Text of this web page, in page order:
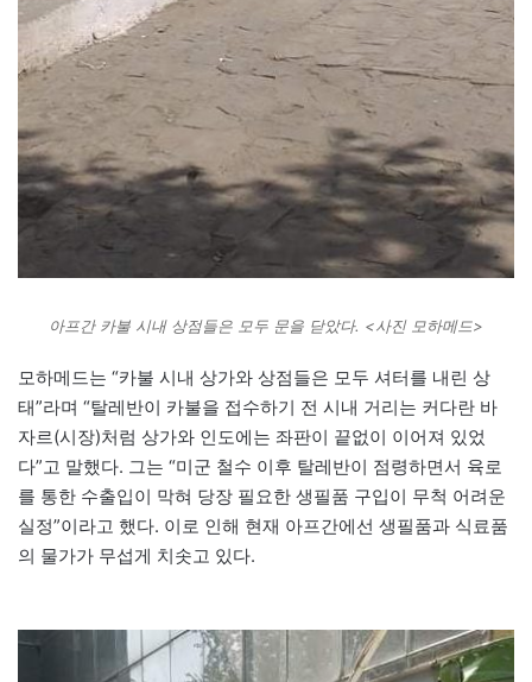
아프간 카불 시내 상점들은 모두 문을 닫았다. <사진 모하메드>
모하메드는 “카불 시내 상가와 상점들은 모두 셔터를 내린 상
태”라며 “탈레반이 카불을 접수하기 전 시내 거리는 커다란 바
자르(시장)처럼 상가와 인도에는 좌판이 끝없이 이어져 있었
다”고 말했다. 그는 “미군 철수 이후 탈레반이 점령하면서 육로
를 통한 수출입이 막혀 당장 필요한 생필품 구입이 무척 어려운
실정”이라고 했다. 이로 인해 현재 아프간에선 생필품과 식료품
의 물가가 무섭게 치솟고 있다.